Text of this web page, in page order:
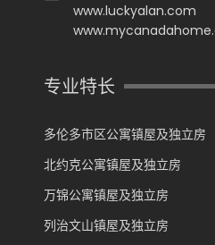
www.luckyalan.com
专业特长
多伦多市区公寓镇屋及独立房
北约克公寓镇屋及独立房
万锦公寓镇屋及独立房
列治文山镇屋及独立房